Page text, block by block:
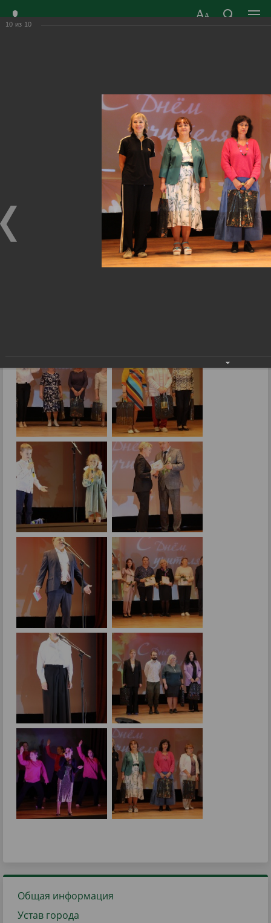
САМОУПРАВЛЕНИЯ
г. Радужный, 1 квартал, д.55
Адрес здания администрации
radugn@avo.ru
Электронная почта
Главная Фотогалерея Новости
›
День учителя 2024г.
День учителя 2024г.
Общая информация
Устав города
10 из 10